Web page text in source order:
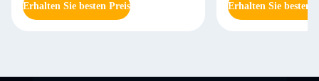
Erhalten Sie besten Preis Erhalten Sie besten